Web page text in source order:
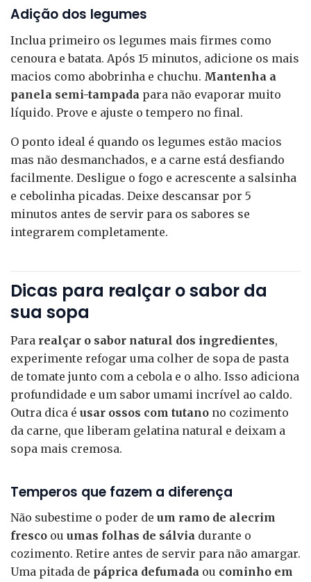
Adição dos legumes
Inclua primeiro os legumes mais firmes como
cenoura e batata. Após 15 minutos, adicione os mais
macios como abobrinha e chuchu. Mantenha a
panela semi-tampada para não evaporar muito
líquido. Prove e ajuste o tempero no final.
O ponto ideal é quando os legumes estão macios
mas não desmanchados, e a carne está desfiando
facilmente. Desligue o fogo e acrescente a salsinha
e cebolinha picadas. Deixe descansar por 5
minutos antes de servir para os sabores se
integrarem completamente.
Dicas para realçar o sabor da
sua sopa
Para realçar o sabor natural dos ingredientes,
experimente refogar uma colher de sopa de pasta
de tomate junto com a cebola e o alho. Isso adiciona
profundidade e um sabor umami incrível ao caldo.
Outra dica é usar ossos com tutano no cozimento
da carne, que liberam gelatina natural e deixam a
sopa mais cremosa.
Temperos que fazem a diferença
Não subestime o poder de um ramo de alecrim
fresco ou umas folhas de sálvia durante o
cozimento. Retire antes de servir para não amargar.
Uma pitada de páprica defumada ou cominho em